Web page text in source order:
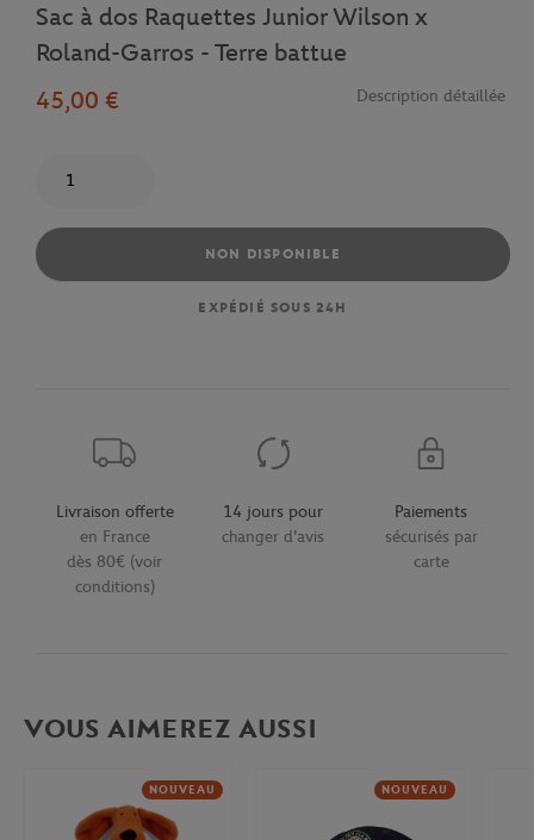
Sac à dos Raquettes Junior Wilson x
Roland-Garros - Terre battue
45,00 €
Description détaillée
NON DISPONIBLE
EXPÉDIÉ SOUS 24H
Livraison offerte
en France
dès 80€ (voir
conditions)
14 jours pour
changer d'avis
Paiements
sécurisés par
carte
VOUS AIMEREZ AUSSI
NOUVEAU NOUVEAU